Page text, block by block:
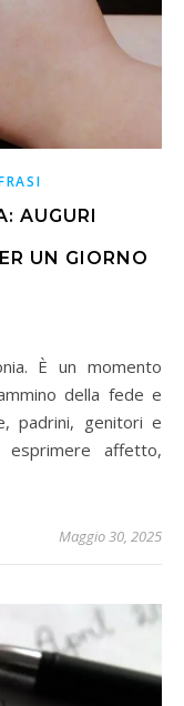
AUGURI
UN GIORNO
della fede e
padrini, genitori e
affetto,
Maggio 30, 2025